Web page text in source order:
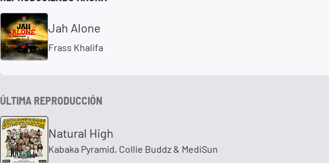
Jah Alone
Frass Khalifa
ÚLTIMA REPRODUCCIÓN
Natural High
Kabaka Pyramid, Collie Buddz & MediSun